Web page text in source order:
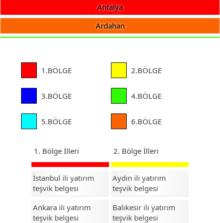
Antalya
Ardahan
Aydın
Bilecik
Bingöl
Bitlis
Bolu
1.BÖLGE 2.BÖLGE
3.BÖLGE 4.BÖLGE
5.BÖLGE 6.BÖLGE
1. Bölge İlleri
İstanbul ili yatırım
teşvik belgesi
Ankara ili yatırım
teşvik belgesi
2. Bölge İlleri
Aydın ili yatırım
teşvik belgesi
Balıkesir ili yatırım
teşvik belgesi